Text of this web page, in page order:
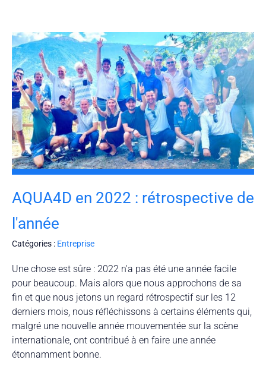
AQUA4D en 2022 : rétrospective de
l'année
Catégories : Entreprise
Une chose est sûre : 2022 n'a pas été une année facile
pour beaucoup. Mais alors que nous approchons de sa
fin et que nous jetons un regard rétrospectif sur les 12
derniers mois, nous réfléchissons à certains éléments qui,
malgré une nouvelle année mouvementée sur la scène
internationale, ont contribué à en faire une année
étonnamment bonne.